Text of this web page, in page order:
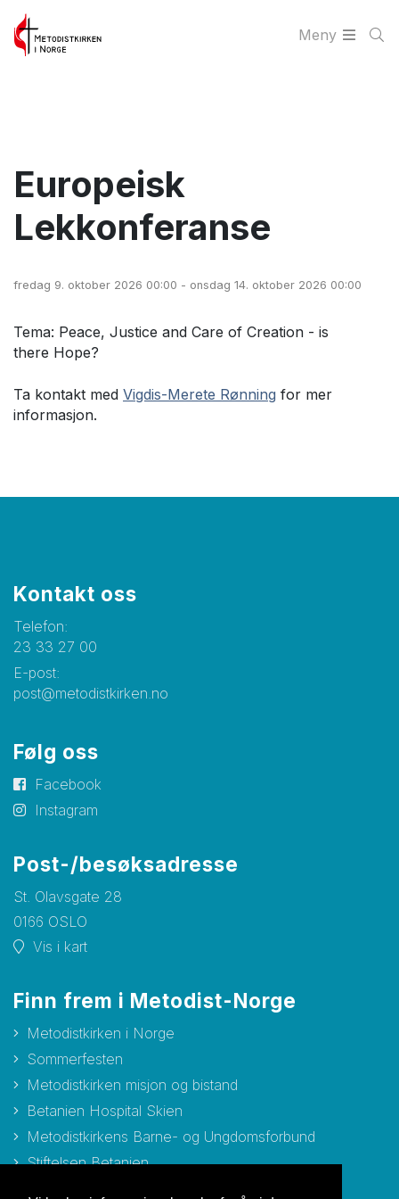
Meny
Europeisk
Lekkonferanse
fredag 9. oktober 2026 00:00 - onsdag 14. oktober 2026 00:00
Tema: Peace, Justice and Care of Creation - is
there Hope?
Ta kontakt med Vigdis-Merete Rønning for mer
informasjon.
Kontakt oss
Telefon:
23 33 27 00
E-post:
post@metodistkirken.no
Følg oss
Facebook
Instagram
Post-/besøksadresse
St. Olavsgate 28
0166 OSLO
Vis i kart
Finn frem i Metodist-Norge
Metodistkirken i Norge
Sommerfesten
Metodistkirken misjon og bistand
Betanien Hospital Skien
Metodistkirkens Barne- og Ungdomsforbund
Stiftelsen Betanien